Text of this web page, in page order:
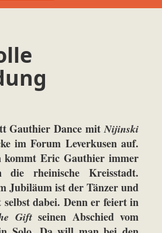
Gauthier Dance mitNijinski
im Forum Leverkusen auf.
kommt Eric Gauthier immer
rheinische Kreisstadt.
Jubiläum ist der Tänzer und
dabei. Denn er feiert in
Giftseinen Abschied vom